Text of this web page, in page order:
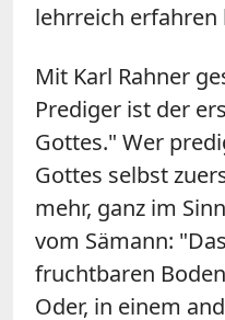
lehrreich erfahren
Mit Karl Rahner
Prediger ist der
Gottes." Wer
Gottes selbst
mehr, ganz im
vom Sämann:
fruchtbaren
Oder, in einem